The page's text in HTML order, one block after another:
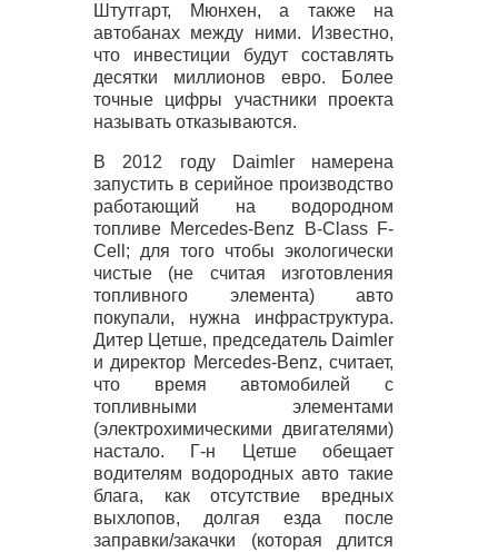
Штутгарт, Мюнхен, а также на
автобанах между ними. Известно,
что инвестиции будут составлять
десятки миллионов евро. Более
точные цифры участники проекта
называть отказываются.
В 2012 году Daimler намерена
запустить в серийное производство
работающий на водородном
топливе Mercedes-Benz B-Class F-
Cell; для того чтобы экологически
чистые (не считая изготовления
топливного элемента) авто
покупали, нужна инфраструктура.
Дитер Цетше, председатель Daimler
и директор Mercedes-Benz, считает,
что время автомобилей с
топливными элементами
(электрохимическими двигателями)
настало. Г-н Цетше обещает
водителям водородных авто такие
блага, как отсутствие вредных
выхлопов, долгая езда после
заправки/закачки (которая длится